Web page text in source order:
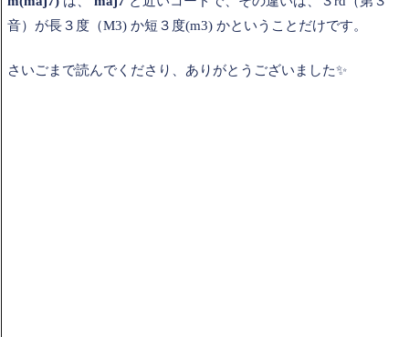
音）が長３度（M3) か短３度(m3) かということだけです。
さいごまで読んでくださり、ありがとうございました✨